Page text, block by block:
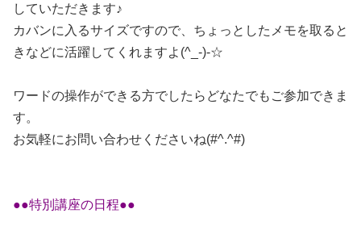
していただきます♪
カバンに入るサイズですので、ちょっとしたメモを取ると
きなどに活躍してくれますよ(^_-)-☆
ワードの操作ができる方でしたらどなたでもご参加できま
す。
お気軽にお問い合わせくださいね(#^.^#)
●●特別講座の日程●●